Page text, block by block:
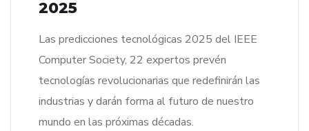
2025
Las predicciones tecnológicas 2025 del IEEE
Computer Society, 22 expertos prevén
tecnologías revolucionarias que redefinirán las
industrias y darán forma al futuro de nuestro
mundo en las próximas décadas.